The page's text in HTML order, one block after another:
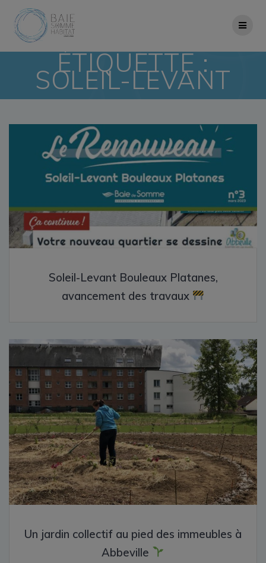
ÉTIQUETTE :
SOLEIL-LEVANT
Soleil-Levant Bouleaux Platanes,
avancement des travaux
Un jardin collectif au pied des immeubles à
Abbeville